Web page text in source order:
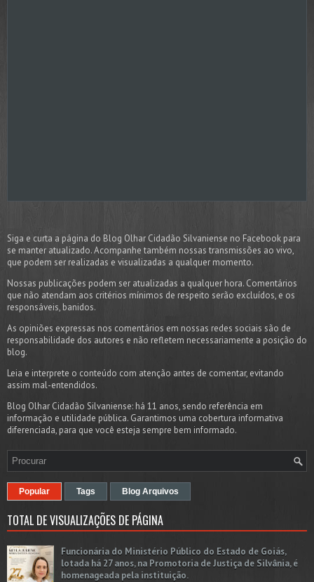
Siga e curta a página do Blog Olhar Cidadão Silvaniense no Facebook para
se manter atualizado. Acompanhe também nossas transmissões ao vivo,
que podem ser realizadas e visualizadas a qualquer momento.
Nossas publicações podem ser atualizadas a qualquer hora. Comentários
que não atendam aos critérios mínimos de respeito serão excluídos, e os
responsáveis, banidos.
As opiniões expressas nos comentários em nossas redes sociais são de
responsabilidade dos autores e não refletem necessariamente a posição do
blog.
Leia e interprete o conteúdo com atenção antes de comentar, evitando
assim mal-entendidos.
Blog Olhar Cidadão Silvaniense: há 11 anos, sendo referência em
informação e utilidade pública. Garantimos uma cobertura informativa
diferenciada, para que você esteja sempre bem informado.
Popular Tags Blog Arquivos
TOTAL DE VISUALIZAÇÕES DE PÁGINA
Funcionária do Ministério Público do Estado de Goiás,
lotada há 27 anos, na Promotoria de Justiça de Silvânia, é
homenageada pela instituição.